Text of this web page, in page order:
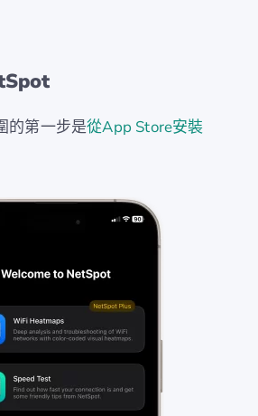
的第一步是從App Store安裝